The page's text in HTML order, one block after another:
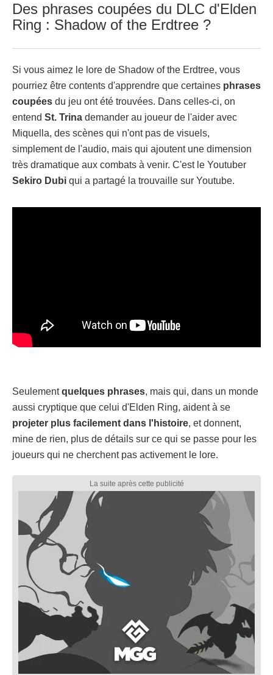
Des phrases coupées du DLC d'Elden
Ring : Shadow of the Erdtree ?
Si vous aimez le lore de Shadow of the Erdtree, vous
pourriez être contents d'apprendre que certaines phrases
coupées du jeu ont été trouvées. Dans celles-ci, on
entend St. Trina demander au joueur de l'aider avec
Miquella, des scènes qui n'ont pas de visuels,
simplement de l'audio, mais qui ajoutent une dimension
très dramatique aux combats à venir. C'est le Youtuber
Sekiro Dubi qui a partagé la trouvaille sur Youtube.
Seulementquelques phrases, mais qui, dans un monde
aussi cryptique que celui d'Elden Ring, aident à se
projeter plus facilement dans l'histoire, et donnent,
mine de rien, plus de détails sur ce qui se passe pour les
joueurs qui ne cherchent pas activement le lore.